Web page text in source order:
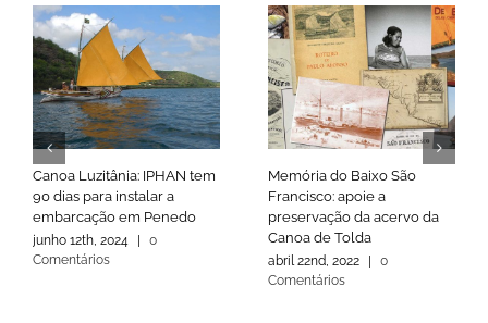
Canoa Luzitânia: IPHAN tem
90 dias para instalar a
embarcação em Penedo
junho 12th, 2024
0
Comentários
Memória do Baixo São
Francisco: apoie a
preservação da acervo da
Canoa de Tolda
abril 22nd, 2022
0
Comentários